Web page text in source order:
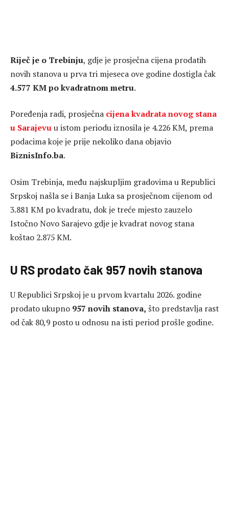
Riječ je o Trebinju, gdje je prosječna cijena prodatih
novih stanova u prva tri mjeseca ove godine dostigla čak
4.577 KM po kvadratnom metru.
Poređenja radi, prosječna cijena kvadrata novog stana
u Sarajevuu istom periodu iznosila je 4.226 KM, prema
podacima koje je prije nekoliko dana objavio
BiznisInfo.ba.
Osim Trebinja, među najskupljim gradovima u Republici
Srpskoj našla se i Banja Luka sa prosječnom cijenom od
3.881 KM po kvadratu, dok je treće mjesto zauzelo
Istočno Novo Sarajevo gdje je kvadrat novog stana
koštao 2.875 KM.
U RS prodato čak 957 novih stanova
U Republici Srpskoj je u prvom kvartalu 2026. godine
prodato ukupno 957 novih stanova, što predstavlja rast
od čak 80,9 posto u odnosu na isti period prošle godine.